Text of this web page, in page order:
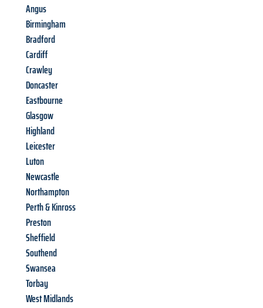
Angus
Birmingham
Bradford
Cardiff
Crawley
Doncaster
Eastbourne
Glasgow
Highland
Leicester
Luton
Newcastle
Northampton
Perth & Kinross
Preston
Sheffield
Southend
Swansea
Torbay
West Midlands